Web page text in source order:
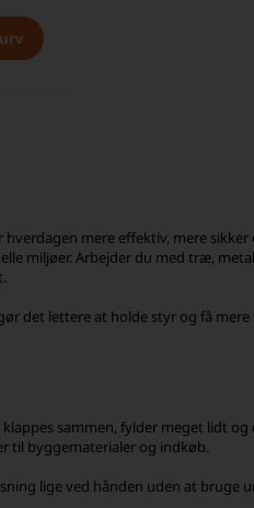
mere effektiv, mere sikker
miljøer. Arbejder du med træ,
det lettere at holde styr og få mere
sammen, fylder meget lidt
til byggematerialer og indkøb.
lige ved hånden uden at bruge